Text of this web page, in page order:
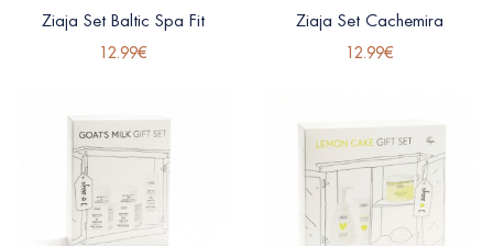
Ziaja Set Baltic Spa Fit
12.99€
Ziaja Set Cachemira
12.99€